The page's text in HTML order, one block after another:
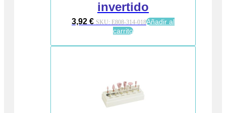
invertido
3,92 € SKU: E808-314-018Añadir al
carrito